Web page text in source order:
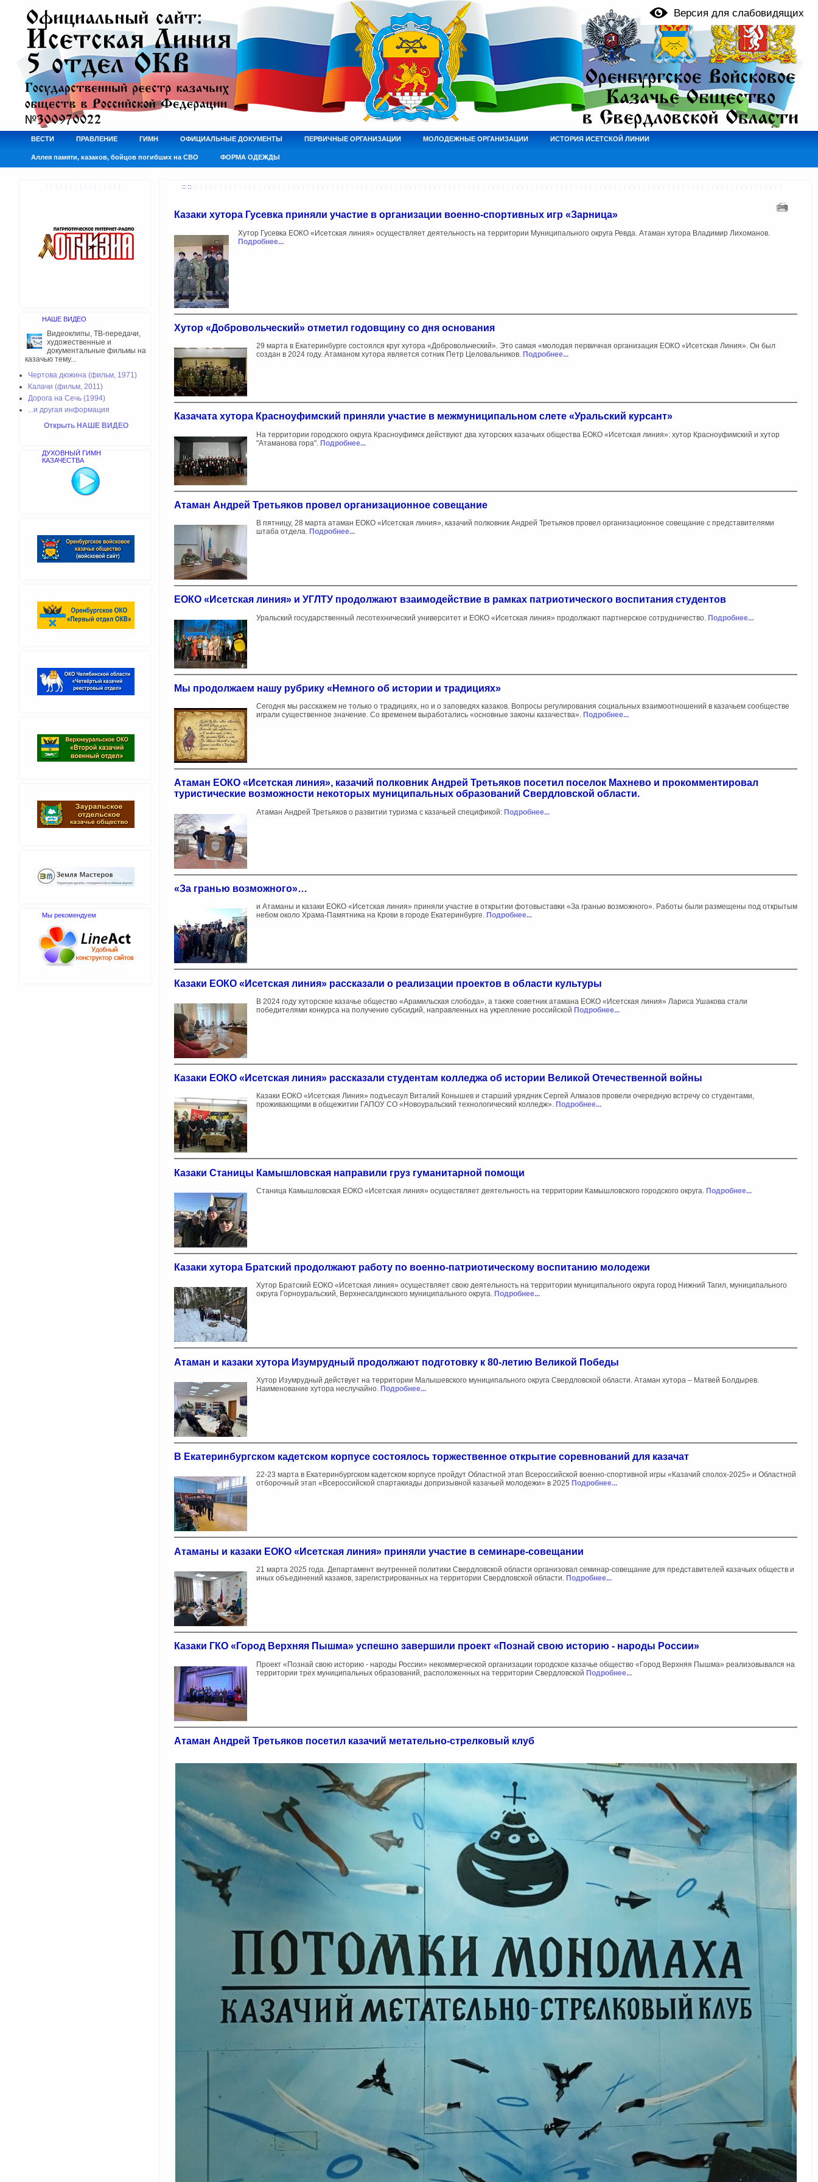
Версия для слабовидящих
ВЕСТИ ПРАВЛЕНИЕ ГИМН ОФИЦИАЛЬНЫЕ ДОКУМЕНТЫ ПЕРВИЧНЫЕ ОРГАНИЗАЦИИ МОЛОДЕЖНЫЕ ОРГАНИЗАЦИИ ИСТОРИЯ ИСЕТСКОЙ ЛИНИИ
Аллея памяти, казаков, бойцов погибших на СВО ФОРМА ОДЕЖДЫ
НАШЕ ВИДЕО
Видеоклипы, ТВ-передачи,
художественные и
документальные фильмы на
казачью тему...
Чертова дюжина (фильм, 1971)
Калачи (фильм, 2011)
Дорога на Сечь (1994)
...и другая информация
Открыть НАШЕ ВИДЕО
ДУХОВНЫЙ ГИМН
КАЗАЧЕСТВА
Мы рекомендуем
:: ::
Казаки хутора Гусевка приняли участие в организации военно-спортивных игр «Зарница»
Хутор Гусевка ЕОКО «Исетская линия» осуществляет деятельность на территории Муниципального округа Ревда. Атаман хутора Владимир Лихоманов.
Подробнее...
Хутор «Добровольческий» отметил годовщину со дня основания
29 марта в Екатеринбурге состоялся круг хутора «Добровольческий». Это самая «молодая первичная организация ЕОКО «Исетская Линия». Он был
создан в 2024 году. Атаманом хутора является сотник Петр Целовальников. Подробнее...
Казачата хутора Красноуфимский приняли участие в межмуниципальном слете «Уральский курсант»
На территории городского округа Красноуфимск действуют два хуторских казачьих общества ЕОКО «Исетская линия»: хутор Красноуфимский и хутор
"Атаманова гора". Подробнее...
Атаман Андрей Третьяков провел организационное совещание
В пятницу, 28 марта атаман ЕОКО «Исетская линия», казачий полковник Андрей Третьяков провел организационное совещание с представителями
штаба отдела. Подробнее...
ЕОКО «Исетская линия» и УГЛТУ продолжают взаимодействие в рамках патриотического воспитания студентов
Уральский государственный лесотехнический университет и ЕОКО «Исетская линия» продолжают партнерское сотрудничество. Подробнее...
️Мы продолжаем нашу рубрику «Немного об истории и традициях️»
Сегодня мы расскажем не только о традициях, но и о заповедях казаков. Вопросы регулирования социальных взаимоотношений в казачьем сообществе
играли существенное значение. Со временем выработались «основные законы казачества». Подробнее...
Атаман ЕОКО «Исетская линия», казачий полковник Андрей Третьяков посетил поселок Махнево и прокомментировал
туристические возможности некоторых муниципальных образований Свердловской области.
Атаман Андрей Третьяков о развитии туризма с казачьей спецификой: Подробнее...
«За гранью возможного»…
и Атаманы и казаки ЕОКО «Исетская линия» приняли участие в открытии фотовыставки «За гранью возможного». Работы были размещены под открытым
небом около Храма-Памятника на Крови в городе Екатеринбурге. Подробнее...
Казаки ЕОКО «Исетская линия» рассказали о реализации проектов в области культуры
В 2024 году хуторское казачье общество «Арамильская слобода», а также советник атамана ЕОКО «Исетская линия» Лариса Ушакова стали
победителями конкурса на получение субсидий, направленных на укрепление российской Подробнее...
Казаки ЕОКО «Исетская линия» рассказали студентам колледжа об истории Великой Отечественной войны
Казаки ЕОКО «Исетская Линия» подъесаул Виталий Конышев и старший урядник Сергей Алмазов провели очередную встречу со студентами,
проживающими в общежитии ГАПОУ СО «Новоуральский технологический колледж». Подробнее...
Казаки Станицы Камышловская направили груз гуманитарной помощи
Станица Камышловская ЕОКО «Исетская линия» осуществляет деятельность на территории Камышловского городского округа. Подробнее...
Казаки хутора Братский продолжают работу по военно-патриотическому воспитанию молодежи
Хутор Братский ЕОКО «Исетская линия» осуществляет свою деятельность на территории муниципального округа город Нижний Тагил, муниципального
округа Горноуральский, Верхнесалдинского муниципального округа. Подробнее...
Атаман и казаки хутора Изумрудный продолжают подготовку к 80-летию Великой Победы
Хутор Изумрудный действует на территории Малышевского муниципального округа Свердловской области. Атаман хутора – Матвей Болдырев.
Наименование хутора неслучайно. Подробнее...
В Екатеринбургском кадетском корпусе состоялось торжественное открытие соревнований для казачат
22-23 марта в Екатеринбургском кадетском корпусе пройдут Областной этап Всероссийской военно-спортивной игры «Казачий сполох-2025» и Областной
отборочный этап «Всероссийской спартакиады допризывной казачьей молодежи» в 2025 Подробнее...
Атаманы и казаки ЕОКО «Исетская линия» приняли участие в семинаре-совещании
21 марта 2025 года. Департамент внутренней политики Свердловской области организовал семинар-совещание для представителей казачьих обществ и
иных объединений казаков, зарегистрированных на территории Свердловской области. Подробнее...
Казаки ГКО «Город Верхняя Пышма» успешно завершили проект «Познай свою историю - народы России»
Проект «Познай свою историю - народы России» некоммерческой организации городское казачье общество «Город Верхняя Пышма» реализовывался на
территории трех муниципальных образований, расположенных на территории Свердловской Подробнее...
Атаман Андрей Третьяков посетил казачий метательно-стрелковый клуб